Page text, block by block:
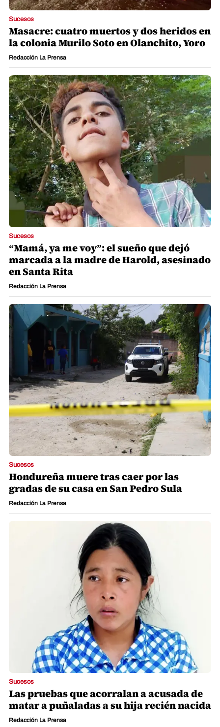
Sucesos
Masacre: cuatro muertos y dos heridos en
la colonia Murilo Soto en Olanchito, Yoro
Redacción La Prensa
Sucesos
“Mamá, ya me voy”: el sueño que dejó
marcada a la madre de Harold, asesinado
en Santa Rita
Redacción La Prensa
Sucesos
Hondureña muere tras caer por las
gradas de su casa en San Pedro Sula
Redacción La Prensa
Sucesos
Las pruebas que acorralan a acusada de
matar a puñaladas a su hija recién nacida
Redacción La Prensa